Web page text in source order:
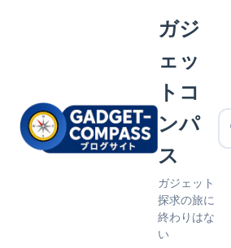
ガジ
ェッ
トコ
ンパ
ス
ガジェット
探求の旅に
終わりはな
い